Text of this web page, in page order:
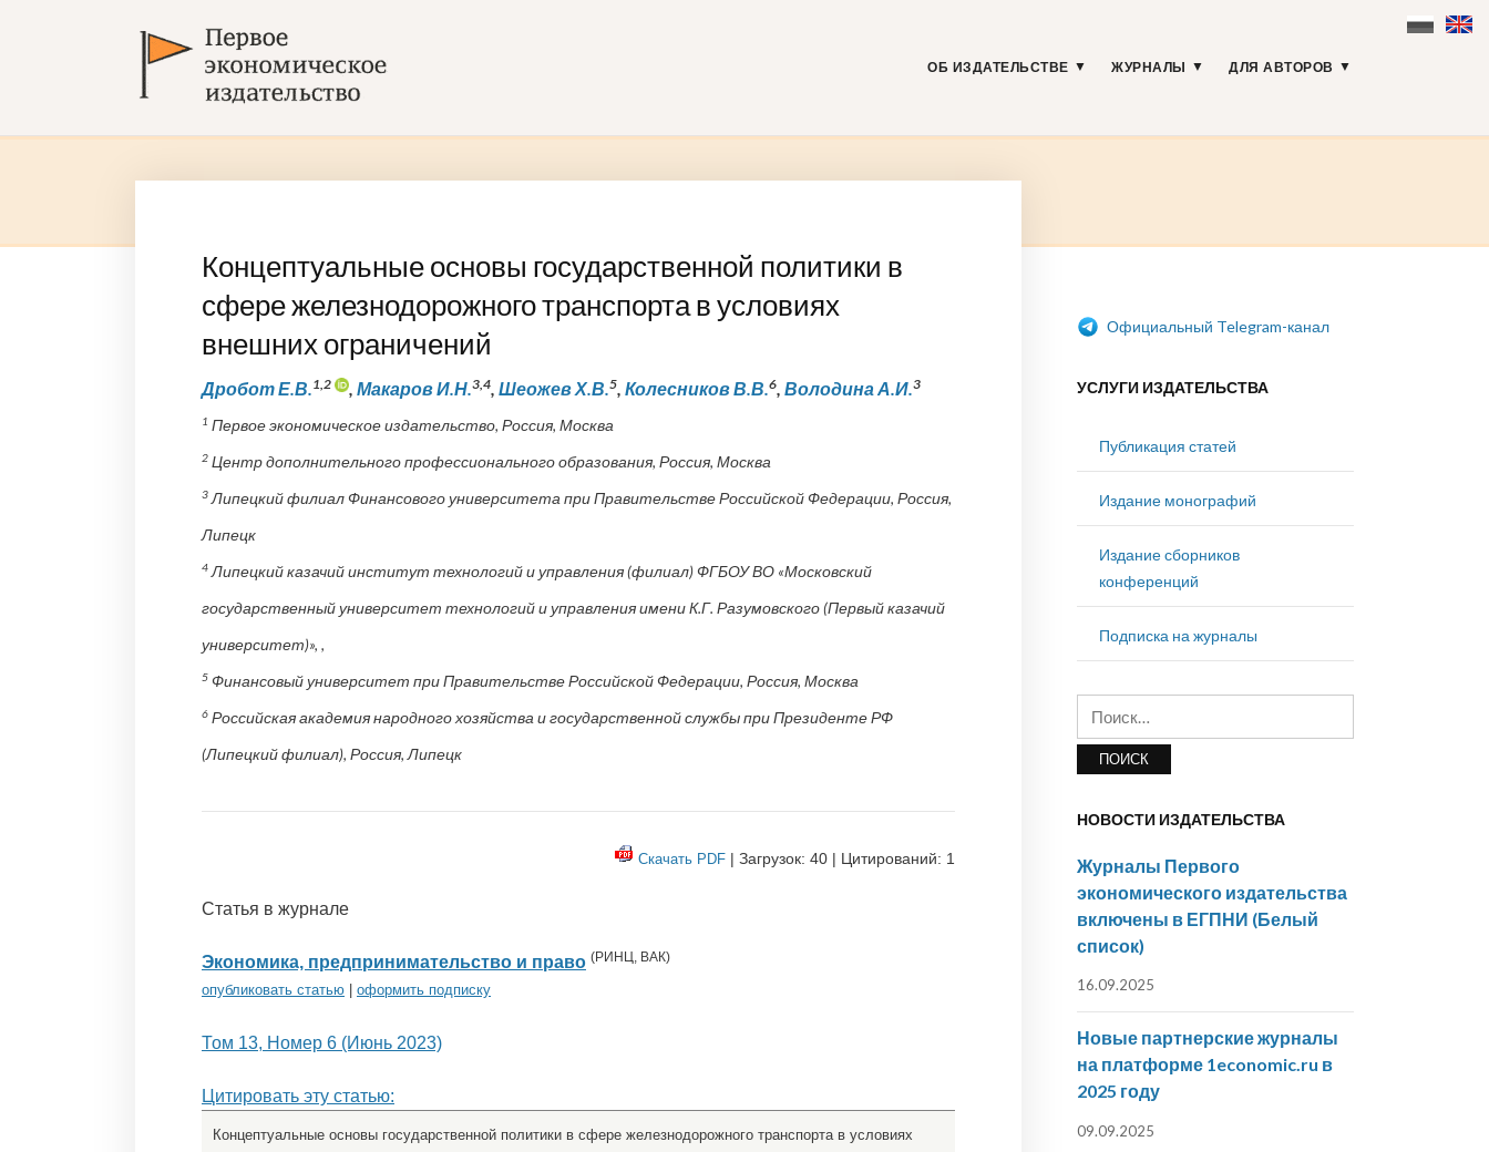
ОБ ИЗДАТЕЛЬСТВЕ ЖУРНАЛЫ ДЛЯ АВТОРОВ
Концептуальные основы государственной политики в
сфере железнодорожного транспорта в условиях
внешних ограничений
Дробот Е.В.1,2 , Макаров И.Н.3,4, Шеожев Х.В.5, Колесников В.В.6, Володина А.И.3
1 Первое экономическое издательство, Россия, Москва
2 Центр дополнительного профессионального образования, Россия, Москва
3 Липецкий филиал Финансового университета при Правительстве Российской Федерации, Россия,
Липецк
4 Липецкий казачий институт технологий и управления (филиал) ФГБОУ ВО «Московский
государственный университет технологий и управления имени К.Г. Разумовского (Первый казачий
университет)», ,
5 Финансовый университет при Правительстве Российской Федерации, Россия, Москва
6 Российская академия народного хозяйства и государственной службы при Президенте РФ
(Липецкий филиал), Россия, Липецк
Скачать PDF | Загрузок: 40 | Цитирований: 1
Статья в журнале
Экономика, предпринимательство и право (РИНЦ, ВАК)
опубликовать статью оформить подписку
Том 13, Номер 6 (Июнь 2023)
Цитировать эту статью:
Концептуальные основы государственной политики в сфере железнодорожного транспорта в условиях
Официальный Telegram-канал
УСЛУГИ ИЗДАТЕЛЬСТВА
Публикация статей
Издание монографий
Издание сборников
конференций
Подписка на журналы
НОВОСТИ ИЗДАТЕЛЬСТВА
Журналы Первого
экономического издательства
включены в ЕГПНИ (Белый
список)
16.09.2025
Новые партнерские журналы
на платформе 1economic.ru в
2025 году
09.09.2025